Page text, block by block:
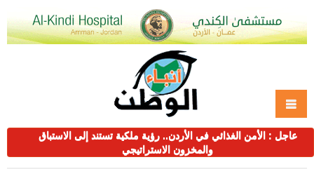
عاجل : الأمن الغذائي في الأردن.. رؤية ملكية تستند إلى الاستباق
والمخزون الاستراتيجي